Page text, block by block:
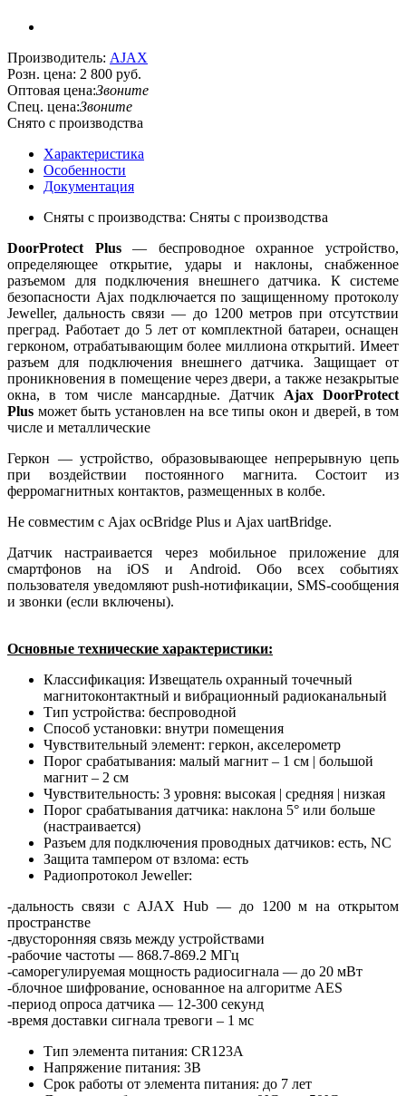
Производитель: AJAX
Розн. цена: 2 800 руб.
Оптовая цена:Звоните
Спец. цена:Звоните
Снято с производства
Характеристика
Особенности
Документация
Сняты с производства: Сняты с производства
DoorProtect Plus— беспроводное охранное устройство,
определяющее открытие, удары и наклоны, снабженное
разъемом для подключения внешнего датчика. К системе
безопасности Ajax подключается по защищенному протоколу
Jeweller, дальность связи — до 1200 метров при отсутствии
преград. Работает до 5 лет от комплектной батареи, оснащен
герконом, отрабатывающим более миллиона открытий. Имеет
разъем для подключения внешнего датчика. Защищает от
проникновения в помещение через двери, а также незакрытые
окна, в том числе мансардные. Датчик Ajax DoorProtect
Plus может быть установлен на все типы окон и дверей, в том
числе и металлические
Геркон — устройство, образовывающее непрерывную цепь
при воздействии постоянного магнита. Состоит из
ферромагнитных контактов, размещенных в колбе.
Не совместим с Ajax ocBridge Plus и Ajax uartBridge.
Датчик настраивается через мобильное приложение для
смартфонов на iOS и Android. Обо всех событиях
пользователя уведомляют push-нотификации, SMS-сообщения
и звонки (если включены).
Основные технические характеристики:
Классификация: Извещатель охранный точечный
магнитоконтактный и вибрационный радиоканальный
Тип устройства: беспроводной
Способ установки: внутри помещения
Чувствительный элемент: геркон, акселерометр
Порог срабатывания: малый магнит – 1 см | большой
магнит – 2 см
Чувствительность: 3 уровня: высокая | средняя | низкая
Порог срабатывания датчика: наклона 5° или больше
(настраивается)
Разъем для подключения проводных датчиков: есть, NC
Защита тампером от взлома: есть
Радиопротокол Jeweller:
-дальность связи с AJAX Hub — до 1200 м на открытом
пространстве
-двусторонняя связь между устройствами
-рабочие частоты — 868.7-869.2 МГц
-саморегулируемая мощность радиосигнала — до 20 мВт
-блочное шифрование, основанное на алгоритме AES
-период опроса датчика — 12-300 секунд
-время доставки сигнала тревоги – 1 мс
Тип элемента питания: CR123A
Напряжение питания: 3В
Срок работы от элемента питания: до 7 лет